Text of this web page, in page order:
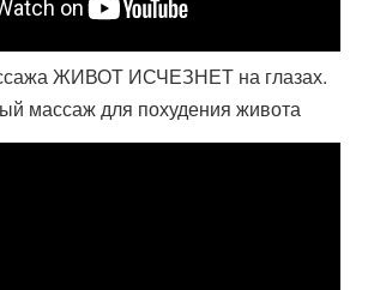
ЖИВОТ ИСЧЕЗНЕТ на глазах.
массаж для похудения живота